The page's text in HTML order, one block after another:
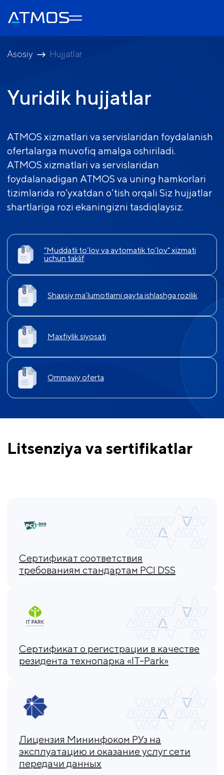
Asosiy Hujjatlar
Yuridik hujjatlar
ATMOS xizmatlari va servislaridan foydalanish
ofertalarga muvofiq amalga oshiriladi.
ATMOS xizmatlari va servislaridan
foydalanadigan ATMOS va uning hamkorlari
tizimlarida ro‘yxatdan o‘tish orqali Siz hujjatlar
shartlariga rozi ekaningizni tasdiqlaysiz.
"Muddatli to’lov va avtomatik to‘lov" xizmati
uchun taklif
Shaxsiy ma’lumotlarni qayta ishlashga rozilik
Maxfiylik siyosati
Ommaviy oferta
Litsenziya va sertifikatlar
Сертификат соответствия
требованиям стандартам PCI DSS
Сертификат о регистрации в качестве
резидента технопарка «IT-Park»
Лицензия Мининфоком РУз на
эксплуатацию и оказание услуг сети
передачи данных